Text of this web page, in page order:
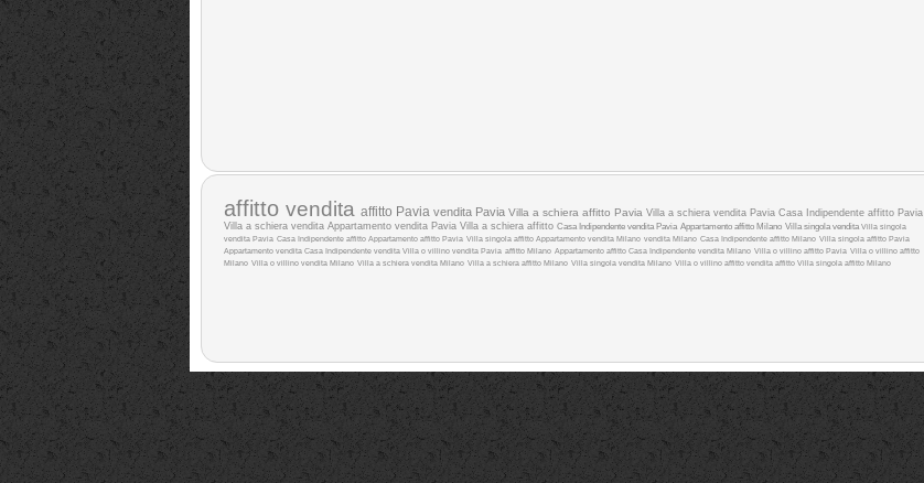
affitto vendita affitto Pavia vendita Pavia Villa a schiera affitto Pavia Villa a schiera vendita Pavia Casa Indipendente affitto Pavia
Villa a schiera vendita Appartamento vendita Pavia Villa a schiera affitto Casa Indipendente vendita Pavia Appartamento affitto Milano Villa singola venditaVilla singola
vendita Pavia Casa Indipendente affitto Appartamento affitto Pavia Villa singola affitto Appartamento vendita Milano vendita Milano Casa Indipendente affitto Milano Villa singola affitto Pavia
Appartamento vendita Casa Indipendente vendita Villa o villino vendita Pavia affitto Milano Appartamento affitto Casa Indipendente vendita Milano Villa o villino affitto Pavia Villa o villino affitto
Milano Villa o villino vendita Milano Villa a schiera vendita Milano Villa a schiera affitto Milano Villa singola vendita Milano Villa o villino affitto vendita affitto Villa singola affitto Milano